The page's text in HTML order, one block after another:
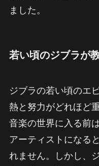
ました。
若い頃のジブラが
ジブラの若い頃のエ
熱と努力がどれほど
音楽の世界に入る前
アーティストになる
れません。しかし、